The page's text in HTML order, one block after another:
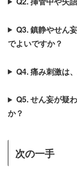
Q3. 鎮静やせん
でよいですか？
Q4. 痛み刺激は
Q5. せん妄が疑
か？
次の一手